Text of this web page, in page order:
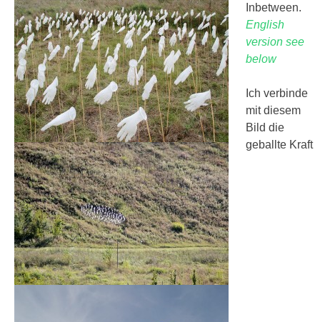
Inbetween.
English
version see
below
Ich verbinde
mit diesem
Bild die
geballte Kraft